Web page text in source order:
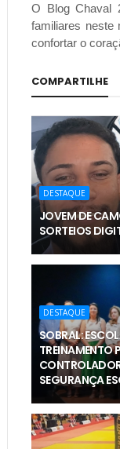
O Blog Chaval
familiares neste
confortar o
COMPARTILHE
DESTAQUE
JOVEM DE
SORTEIOS
DESTAQUE
SOBRAL:
TREINAMENTO
SEGURANÇA